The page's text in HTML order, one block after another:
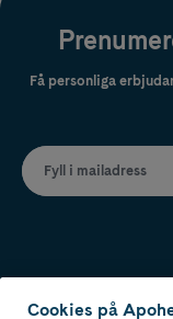
Få personliga
Fyll i mailadress
Cookies på